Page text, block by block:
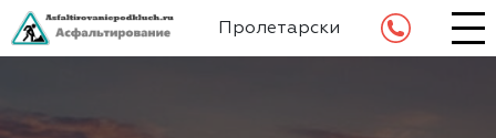
Пролетарский